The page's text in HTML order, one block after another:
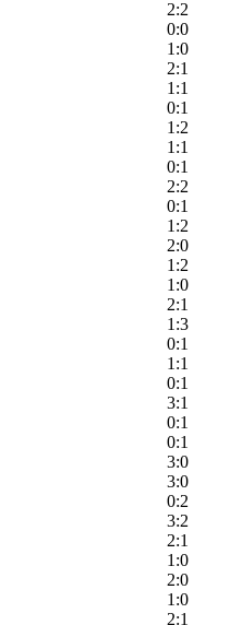
2:2
0:0
1:0
2:1
1:1
0:1
1:2
1:1
0:1
2:2
0:1
1:2
2:0
1:2
1:0
2:1
1:3
0:1
1:1
0:1
3:1
0:1
0:1
3:0
3:0
0:2
3:2
2:1
1:0
2:0
1:0
2:1